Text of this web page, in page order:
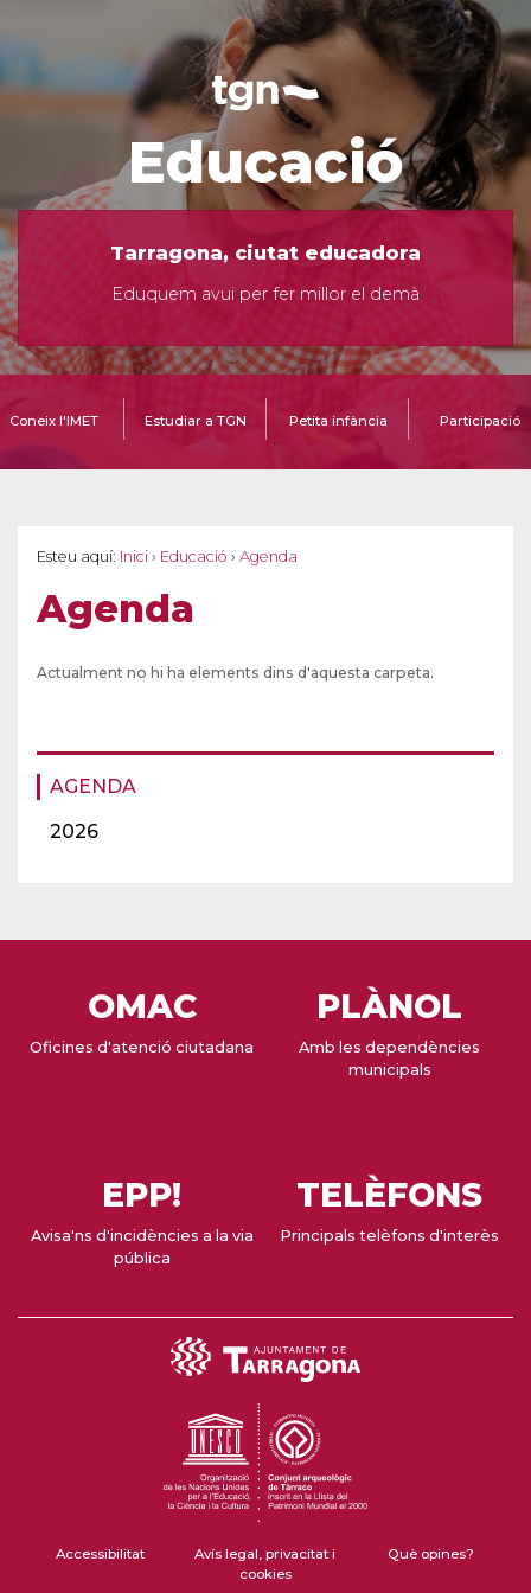
Educació
Tarragona, ciutat educadora
Eduquem avui per fer millor el demà
Coneix l'IMET Estudiar a TGN Petita infància Participació
Esteu aquí: Inici › Educació › Agenda
Agenda
AGENDA
2026
Actualment no hi ha elements dins d'aquesta carpeta.
OMAC
Oficines d'atenció ciutadana
PLÀNOL
Amb les dependències
municipals
EPP!
Avisa'ns d'incidències a la via
pública
TELÈFONS
Principals telèfons d'interès
Accessibilitat
Avís legal, privacitat i
cookies
Què opines?